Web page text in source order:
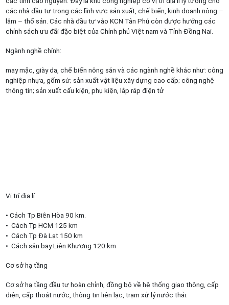
các nhà đầu tư trong các lĩnh vực sản xuất, chế biến, kinh doanh nông –
lâm – thổ sản. Các nhà đầu tư vào KCN Tân Phú còn được hưởng các
chính sách ưu đãi đặc biệt của Chính phủ Việt nam và Tỉnh Đồng Nai.
Ngành nghề chính:
may mặc, giày da, chế biến nông sản và các ngành nghề khác như: công
nghiệp nhựa, gốm sứ; sản xuất vật liệu xây dựng cao cấp; công nghệ
thông tin; sản xuất cấu kiện, phụ kiện, lắp ráp điện tử
Vị trí địa lí
• Cách Tp Biên Hòa 90 km.
• Cách Tp HCM 125 km
• Cách Tp Đà Lạt 150 km
• Cách sân bay Liên Khương 120 km
Cơ sở hạ tầng
Cơ sở hạ tầng đầu tư hoàn chỉnh, đồng bộ về hệ thống giao thông, cấp
điện, cấp thoát nước, thông tin liên lạc, trạm xử lý nước thải: